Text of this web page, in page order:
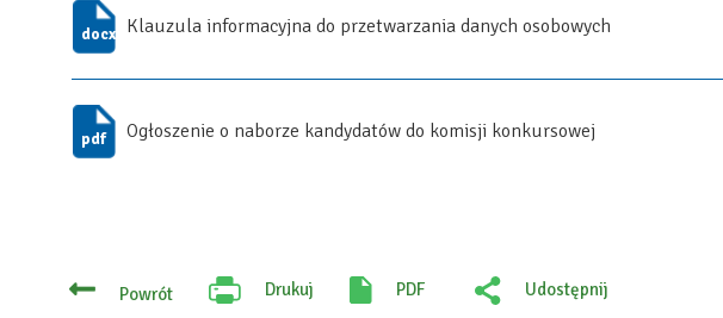
Klauzula informacyjna do przetwarzania danych osobowych
Ogłoszenie o naborze kandydatów do komisji konkursowej
Powrót Drukuj
Will
PDF
Udostępnij